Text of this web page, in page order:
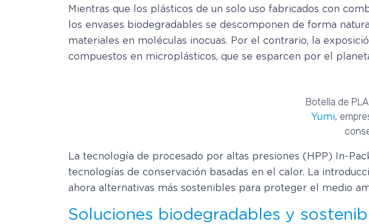
Mientras que los plásticos de un solo uso fabricados con
los envases biodegradables se descomponen de forma
materiales en moléculas inocuas. Por el contrario, la
compuestos en microplásticos, que se esparcen por el
Botella de
Yumi,
La tecnología de procesado por altas presiones (HPP) In-
tecnologías de conservación basadas en el calor. La
ahora alternativas más sostenibles para proteger el medio
Soluciones biodegradables y